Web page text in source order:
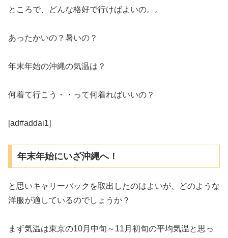
ところで、どんな格好で行けばよいの。。
あったかいの？暑いの？
年末年始の沖縄の気温は？
何着て行こう・・って何着ればいいの？
[ad#addai1]
年末年始にいざ沖縄へ！
と思いキャリーバックを取出したのはよいが、どのような
洋服が適しているのでしょうか？
まず気温は東京の10月中旬～11月初旬の平均気温と思っ